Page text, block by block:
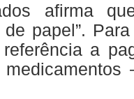
afirma
papel”.
a